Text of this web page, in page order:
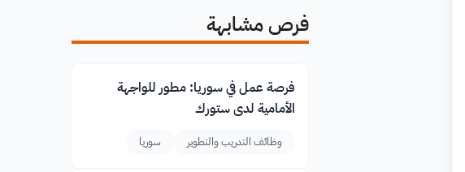
فرص مشابهة
فرصة عمل في سوريا: مطور للواجهة
الأمامية لدى ستورك
وظائف التدريب والتطوير سوريا